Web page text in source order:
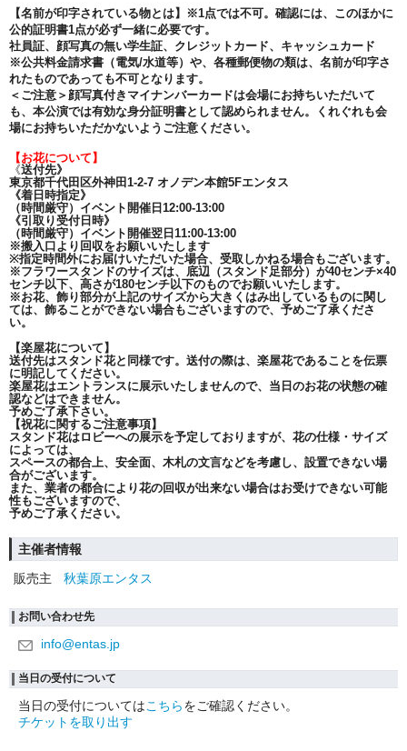
【名前が印字されている物とは】※1点では不可。確認には、このほかに
公的証明書1点が必ず一緒に必要です。
社員証、顔写真の無い学生証、クレジットカード、キャッシュカード
※公共料金請求書（電気/水道等）や、各種郵便物の類は、名前が印字さ
れたものであっても不可となります。
＜ご注意＞顔写真付きマイナンバーカードは会場にお持ちいただいて
も、本公演では有効な身分証明書として認められません。くれぐれも会
場にお持ちいただかないようご注意ください。
【お花について】
《送付先》
東京都千代田区外神田1-2-7 オノデン本館5Fエンタス
《着日時指定》
（時間厳守） イベント開催日12:00-13:00
《引取り受付日時》
（時間厳守） イベント開催翌日11:00-13:00
※搬入口より回収をお願いいたします
※指定時間外にお届けいただいた場合、受取しかねる場合もございます。
※フラワースタンドのサイズは、底辺（スタンド足部分）が40センチ×40
センチ以下、高さが180センチ以下のものでお願いいたします。
※お花、飾り部分が上記のサイズから大きくはみ出しているものに関し
ては、飾ることができない場合もございますので、予めご了承くださ
い。
【楽屋花について】
送付先はスタンド花と同様です。送付の際は、楽屋花であることを伝票
に明記してください。
楽屋花はエントランスに展示いたしませんので、当日のお花の状態の確
認などはできません。
予めご了承下さい。
【祝花に関するご注意事項】
スタンド花はロビーへの展示を予定しておりますが、花の仕様・サイズ
によっては、
スペースの都合上、安全面、木札の文言などを考慮し、設置できない場
合がございます。
また、業者の都合により花の回収が出来ない場合はお受けできない可能
性もございますので、
予めご了承ください。
主催者情報
販売主
秋葉原エンタス
お問い合わせ先
info@entas.jp
当日の受付について
当日の受付についてはこちらをご確認ください。
チケットを取り出す